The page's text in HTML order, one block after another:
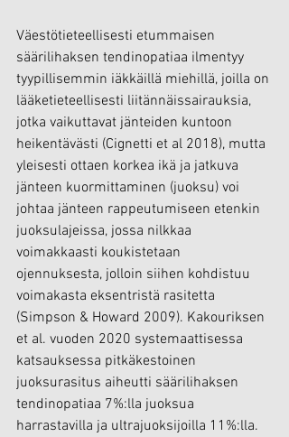
Väestötieteellisesti etummaisen
säärilihaksen tendinopatiaa ilmentyy
tyypillisemmin iäkkäillä miehillä, joilla on
lääketieteellisesti liitännäissairauksia,
jotka vaikuttavat jänteiden kuntoon
heikentävästi (Cignetti et al 2018), mutta
yleisesti ottaen korkea ikä ja jatkuva
jänteen kuormittaminen (juoksu) voi
johtaa jänteen rappeutumiseen etenkin
juoksulajeissa, jossa nilkkaa
voimakkaasti koukistetaan
ojennuksesta, jolloin siihen kohdistuu
voimakasta eksentristä rasitetta
(Simpson & Howard 2009). Kakouriksen
et al. vuoden 2020 systemaattisessa
katsauksessa pitkäkestoinen
juoksurasitus aiheutti säärilihaksen
tendinopatiaa 7%:lla juoksua
harrastavilla ja ultrajuoksijoilla 11%:lla.